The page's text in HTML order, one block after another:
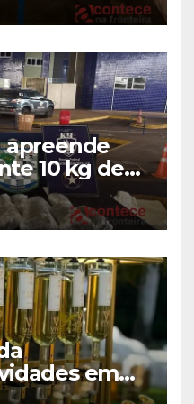
apreende
10 kg de
ao
em
para